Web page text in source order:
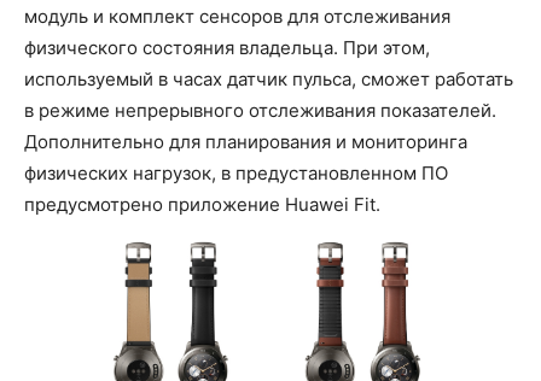
модуль и комплект сенсоров для отслеживания
физического состояния владельца. При этом,
используемый в часах датчик пульса, сможет работать
в режиме непрерывного отслеживания показателей.
Дополнительно для планирования и мониторинга
физических нагрузок, в предустановленном ПО
предусмотрено приложение Huawei Fit.